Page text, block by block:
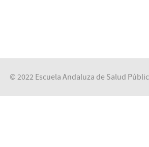
© 2022 Escuela Andaluza de Salud